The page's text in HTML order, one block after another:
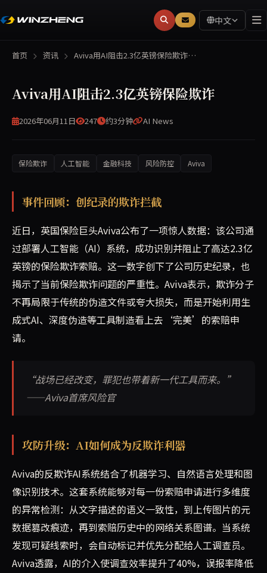
中文
首页 资讯 Aviva用AI阻击2.3亿英镑保险欺诈…
Aviva用AI阻击2.3亿英镑保险欺诈
2026年06月11日 247 约3分钟 AI News
保险欺诈 人工智能 金融科技 风险防控 Aviva
事件回顾：创纪录的欺诈拦截
近日，英国保险巨头Aviva公布了一项惊人数据：该公司通
过部署人工智能（AI）系统，成功识别并阻止了高达2.3亿
英镑的保险欺诈索赔。这一数字创下了公司历史纪录，也
揭示了当前保险欺诈问题的严重性。Aviva表示，欺诈分子
不再局限于传统的伪造文件或夸大损失，而是开始利用生
成式AI、深度伪造等工具制造看上去‘完美’的索赔申
请。
“战场已经改变，罪犯也带着新一代工具而来。”
——Aviva首席风险官
攻防升级：AI如何成为反欺诈利器
Aviva的反欺诈AI系统结合了机器学习、自然语言处理和图
像识别技术。这套系统能够对每一份索赔申请进行多维度
的异常检测：从文字描述的语义一致性，到上传图片的元
数据篡改痕迹，再到索赔历史中的网络关系图谱。当系统
发现可疑线索时，会自动标记并优先分配给人工调查员。
Aviva透露，AI的介入使调查效率提升了40%，误报率降低